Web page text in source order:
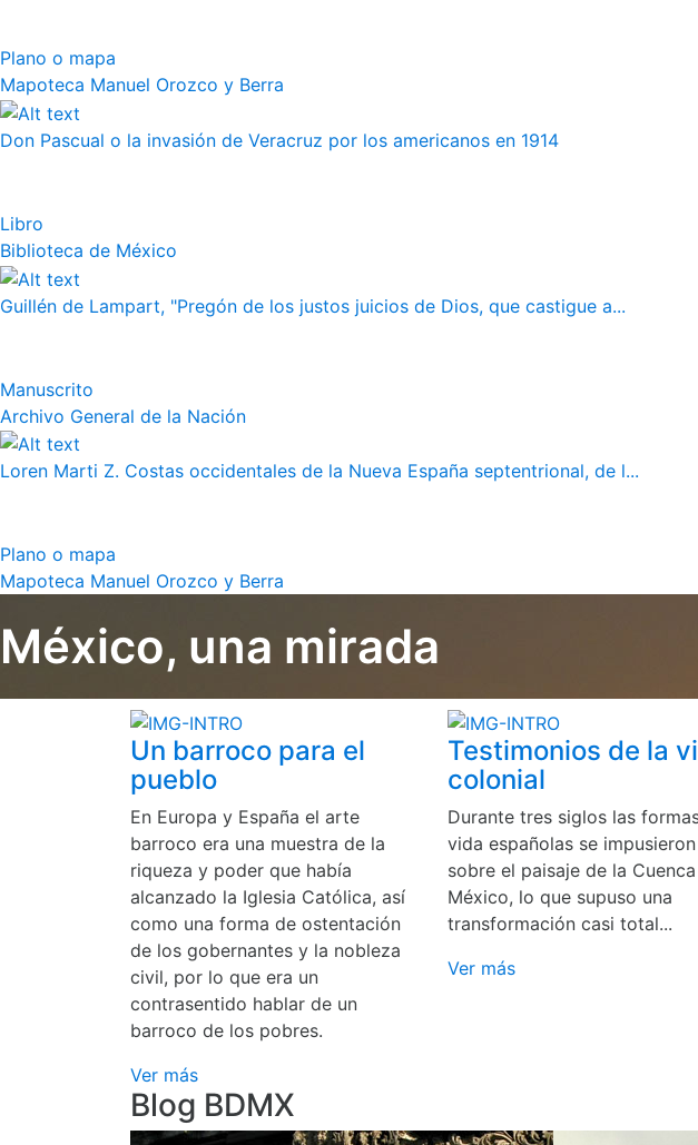
Plano o mapa
Mapoteca Manuel Orozco y Berra
Don Pascual o la invasión de Veracruz por los americanos en 1914
Libro
Biblioteca de México
Guillén de Lampart, "Pregón de los justos juicios de Dios, que castigue a...
Manuscrito
Archivo General de la Nación
Loren Marti Z. Costas occidentales de la Nueva España septentrional, de l...
Plano o mapa
Mapoteca Manuel Orozco y Berra
México, una mirada
Un barroco para el
pueblo
En Europa y España el arte
barroco era una muestra de la
riqueza y poder que había
alcanzado la Iglesia Católica, así
como una forma de ostentación
de los gobernantes y la nobleza
civil, por lo que era un
contrasentido hablar de un
barroco de los pobres.
Ver más
Testimonios de la
colonial
Durante tres siglos las
vida españolas se impusieron
sobre el paisaje de la
México, lo que supuso una
transformación casi total...
Ver más
Blog BDMX